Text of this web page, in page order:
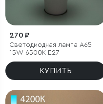
270 ₽
Светодиодная лампа A65
15W 6500K E27
КУПИТЬ